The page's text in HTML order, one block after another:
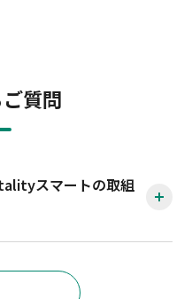
質問
スマートの取組